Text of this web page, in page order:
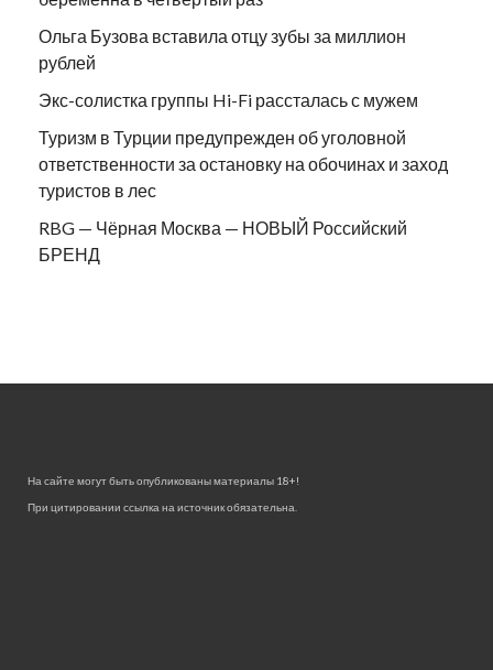
Ольга Бузова вставила отцу зубы за миллион
рублей
Экс-солистка группы Hi-Fi рассталась с мужем
Туризм в Турции предупрежден об уголовной
ответственности за остановку на обочинах и заход
туристов в лес
RBG — Чёрная Москва — НОВЫЙ Российский
БРЕНД
На сайте могут быть опубликованы материалы 18+!
При цитировании ссылка на источник обязательна.